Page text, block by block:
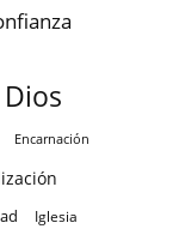
Dios
Encarnación
Iglesia